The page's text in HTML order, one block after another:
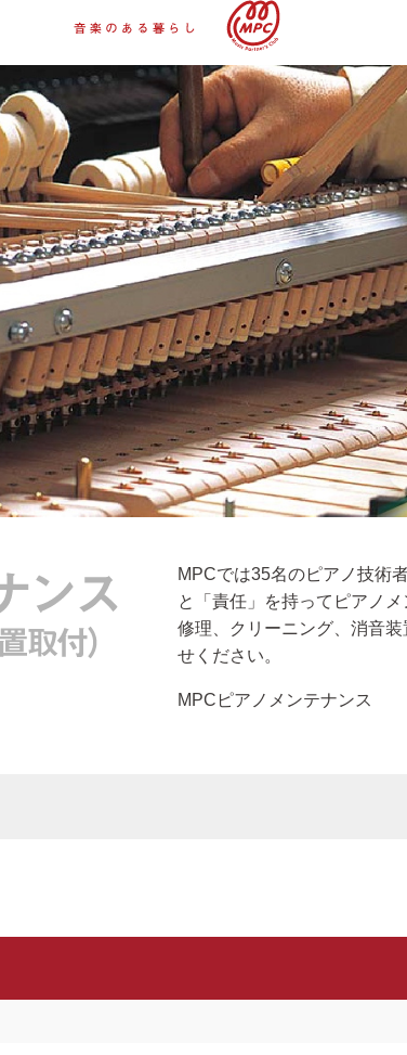
MPCでは35名のピアノ技術
と「責任」を持ってピアノ
修理、クリーニング、消音
せください。
MPCピアノメンテナンス